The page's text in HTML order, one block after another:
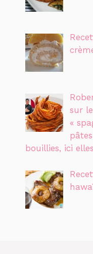
sur
«
bouillies, ici